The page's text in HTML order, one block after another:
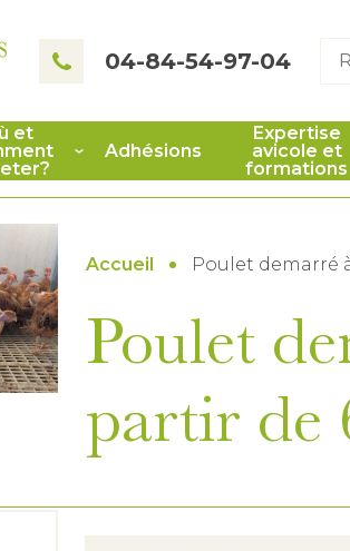
04-84-54-97-04
et
Adhésions
Expertise
avicole et
formations
Accueil Poulet demarré
Poulet
partir de